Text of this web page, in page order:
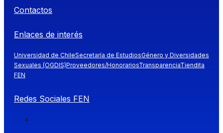
Contactos
Enlaces de interés
Universidad de ChileSecretaría de EstudiosGénero y Diversidades
Sexuales (OGDIS)Proveedores/HonorariosTransparenciaTiendita
FEN
Redes Sociales FEN